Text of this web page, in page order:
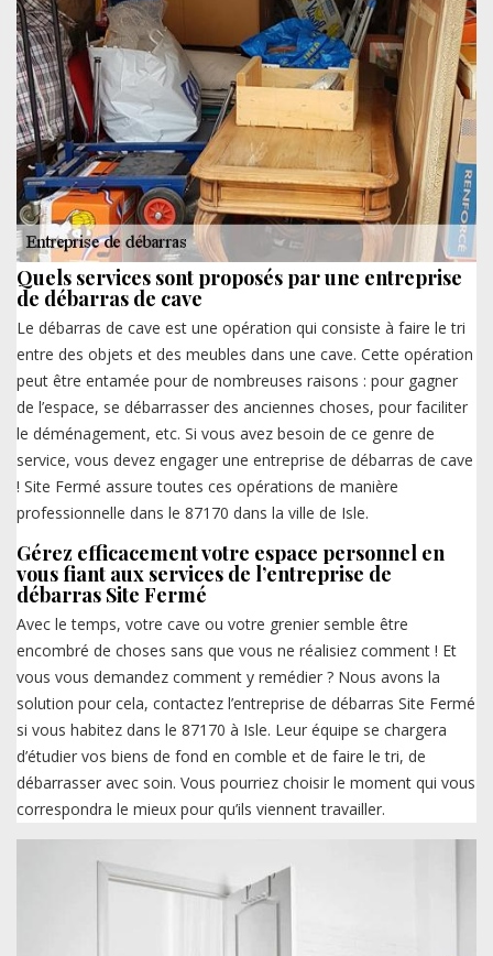
Quels services sont proposés par une entreprise
de débarras de cave
Le débarras de cave est une opération qui consiste à faire le tri
entre des objets et des meubles dans une cave. Cette opération
peut être entamée pour de nombreuses raisons : pour gagner
de l’espace, se débarrasser des anciennes choses, pour faciliter
le déménagement, etc. Si vous avez besoin de ce genre de
service, vous devez engager une entreprise de débarras de cave
! Site Fermé assure toutes ces opérations de manière
professionnelle dans le 87170 dans la ville de Isle.
Gérez efficacement votre espace personnel en
vous fiant aux services de l’entreprise de
débarras Site Fermé
Avec le temps, votre cave ou votre grenier semble être
encombré de choses sans que vous ne réalisiez comment ! Et
vous vous demandez comment y remédier ? Nous avons la
solution pour cela, contactez l’entreprise de débarras Site Fermé
si vous habitez dans le 87170 à Isle. Leur équipe se chargera
d’étudier vos biens de fond en comble et de faire le tri, de
débarrasser avec soin. Vous pourriez choisir le moment qui vous
correspondra le mieux pour qu’ils viennent travailler.